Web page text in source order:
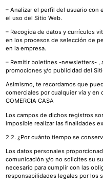
– Analizar el perfil del usuario con
el uso del Sitio Web.
– Recogida de datos y currículos
en los procesos de selección de
en la empresa.
– Remitir boletines -newsletters- ,
promociones y/o publicidad del
Asimismo, te recordamos que
comerciales por cualquier vía y
COMERCIA CASA
Los campos de dichos registros
imposible realizar las finalidades
2.2. ¿Por cuánto tiempo se
Los datos personales
comunicación y/o no solicites su
necesario para cumplir con las
responsabilidades legales por los